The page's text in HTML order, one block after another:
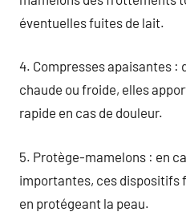
éventuelles fuites de lait.
4. Compresses apaisantes :
chaude ou froide, elles
rapide en cas de douleur.
5. Protège-mamelons : en
importantes, ces dispositifs
en protégeant la peau.